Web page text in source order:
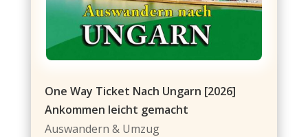
One Way Ticket Nach Ungarn [2026]
Ankommen leicht gemacht
Auswandern & Umzug